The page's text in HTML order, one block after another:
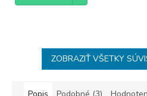
ZOBRAZIŤ VŠETKY
Popis Podobné (3)